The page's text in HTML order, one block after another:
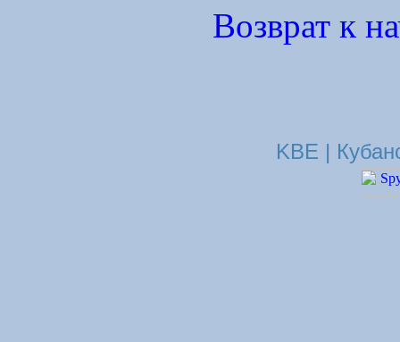
Возврат к
KBE |